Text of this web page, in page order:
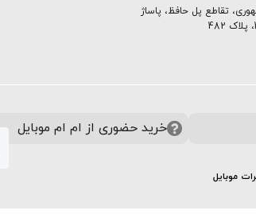
تقاطع پل حافظ، پاساژ
خرید حضوری از ام ام موبایل
موبایل